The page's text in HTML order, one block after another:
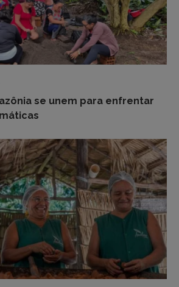
se unem para enfrentar